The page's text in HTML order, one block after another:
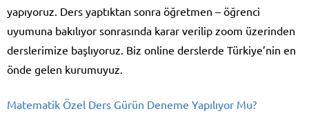
yapıyoruz. Ders yaptıktan sonra öğretmen – öğrenci
uyumuna bakılıyor sonrasında karar verilip zoom üzerinden
derslerimize başlıyoruz. Biz online derslerde Türkiye’nin en
önde gelen kurumuyuz.
Matematik Özel Ders Gürün Deneme Yapılıyor Mu?